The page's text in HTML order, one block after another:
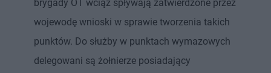
brygady OT wciąż spływają zatwierdzone przez
wojewodę wnioski w sprawie tworzenia takich
punktów. Do służby w punktach wymazowych
delegowani są żołnierze posiadający